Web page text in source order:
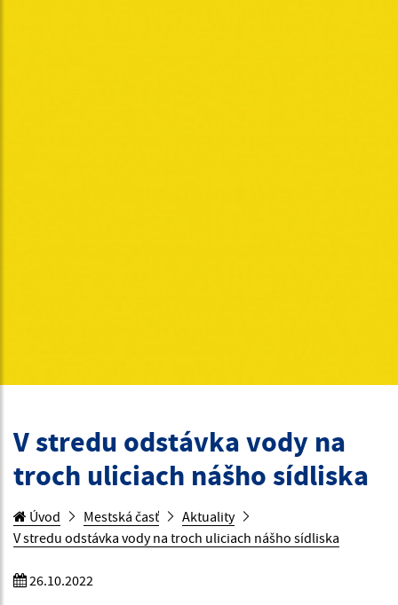
V stredu odstávka vody na
troch uliciach nášho sídliska
Úvod Mestská časť
Aktuality
V stredu odstávka vody na troch uliciach nášho sídliska
26.10.2022